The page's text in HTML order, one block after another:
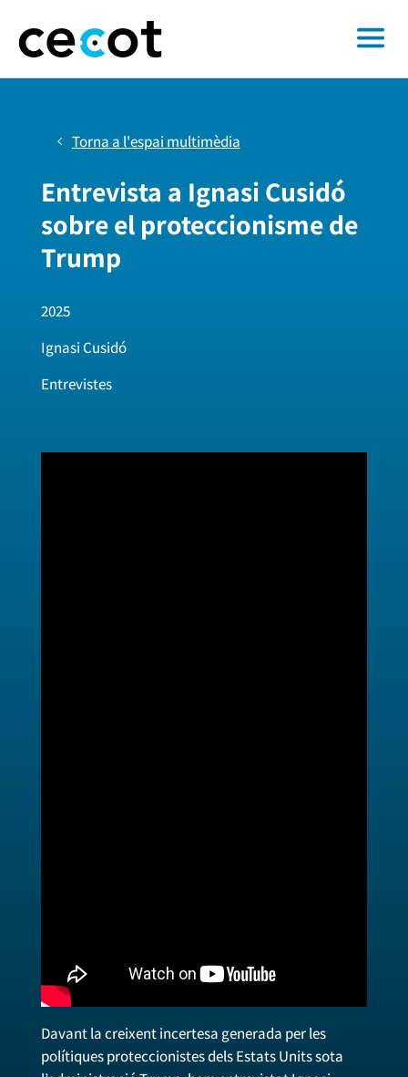
Torna a l'espai multimèdia
Entrevista a Ignasi Cusidó
sobre el proteccionisme de
Trump
2025
Ignasi Cusidó
Entrevistes
Davant la creixent incertesa generada per les
polítiques proteccionistes dels Estats Units sota